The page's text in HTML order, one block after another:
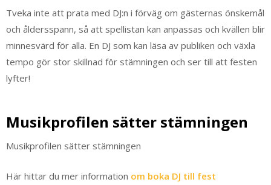
Tveka inte att prata med DJ:n i förväg om gästernas önskemål
och åldersspann, så att spellistan kan anpassas och kvällen blir
minnesvärd för alla. En DJ som kan läsa av publiken och växla
tempo gör stor skillnad för stämningen och ser till att festen
lyfter!
Musikprofilen sätter stämningen
Musikprofilen sätter stämningen
Här hittar du mer information om boka DJ till fest